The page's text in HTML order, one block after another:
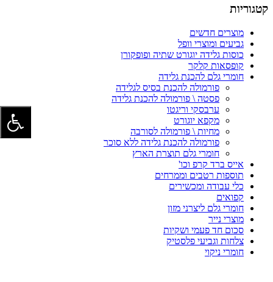
קטגוריות
מוצרים חדשים
גביעים ומוצרי וופל
כוסות גלידה יוגורט שתיה ופופקורן
קופסאות קלקר
חומרי גלם להכנת גלידה
פורמולה להכנת בסיס לגלידה
פסטה \ פורמולה להכנת גלידה
ערבסקי וריגטו
מקפא יוגורט
מחיות \ פורמולה לסורבה
פורמולה להכנת גלידה ללא סוכר
חומרי גלם תוצרת הארץ
אייס ברד קרפ וכו'
תוספות רטבים וממרחים
כלי עבודה ומכשירים
קפואים
חומרי גלם ליצרני מזון
מוצרי נייר
סכום חד פעמי ושקיות
צלחות וגביעי פלסטיק
חומרי ניקוי